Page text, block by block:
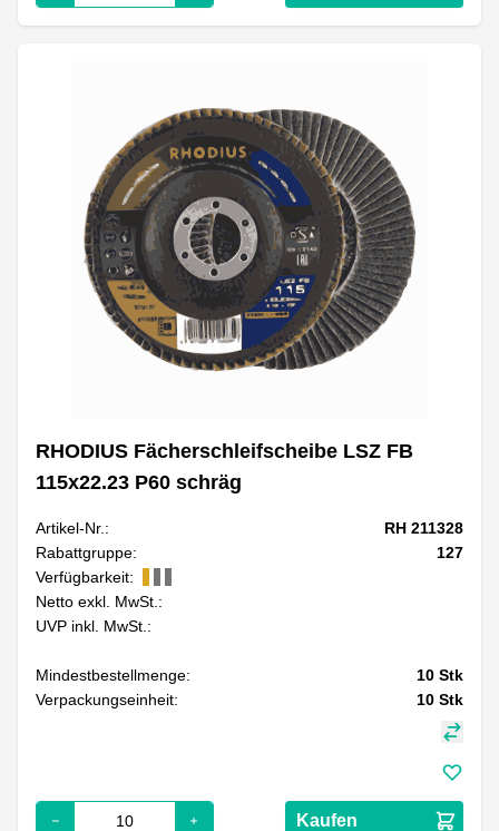
RHODIUS Fächerschleifscheibe LSZ FB
115x22.23 P60 schräg
Artikel-Nr.:
RH 211328
Rabattgruppe:
127
Verfügbarkeit:
Netto exkl. MwSt.:
UVP inkl. MwSt.:
Mindestbestellmenge: 10 Stk
Verpackungseinheit:
10 Stk
Kaufen